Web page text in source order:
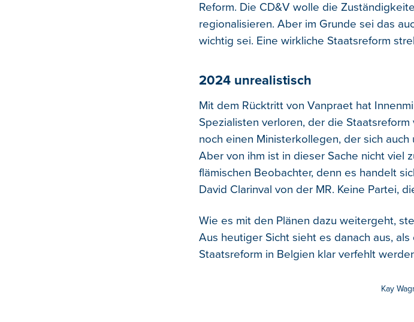
Reform. Die CD&V wolle die
regionalisieren. Aber im Grunde sei das
wichtig sei. Eine wirkliche Staatsreform
2024 unrealistisch
Mit dem Rücktritt von Vanpraet hat
Spezialisten verloren, der die
noch einen Ministerkollegen, der sich
Aber von ihm ist in dieser Sache nicht viel
flämischen Beobachter, denn es handelt
David Clarinval von der MR. Keine Partei,
Wie es mit den Plänen dazu weitergeht,
Aus heutiger Sicht sieht es danach aus,
Staatsreform in Belgien klar verfehlt
Kay